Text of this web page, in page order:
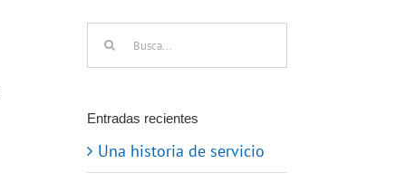
Entradas recientes
Una historia de servicio